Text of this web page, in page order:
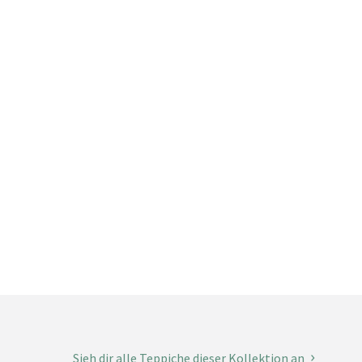
Sieh dir alle Teppiche dieser Kollektion an